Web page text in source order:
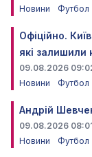
Новини
Футбол
Офіційно.
які залишили
09.08.2026
Новини
Футбол
Андрій
09.08.2026
Новини
Футбол